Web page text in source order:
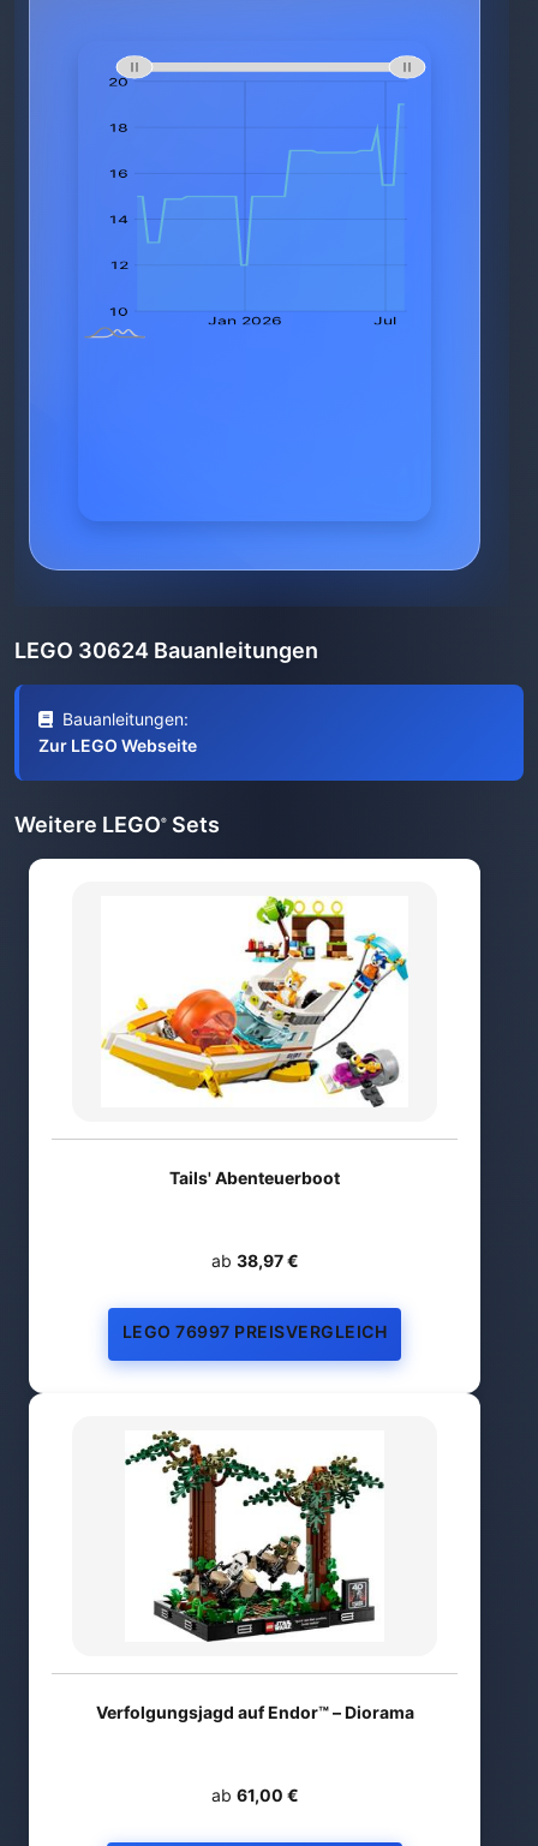
LEGO 30624 Bauanleitungen
Bauanleitungen:
Zur LEGO Webseite
Weitere LEGO® Sets
Tails' Abenteuerboot
ab 38,97 €
LEGO 76997 PREISVERGLEICH
Verfolgungsjagd auf Endor™ – Diorama
ab 61,00 €